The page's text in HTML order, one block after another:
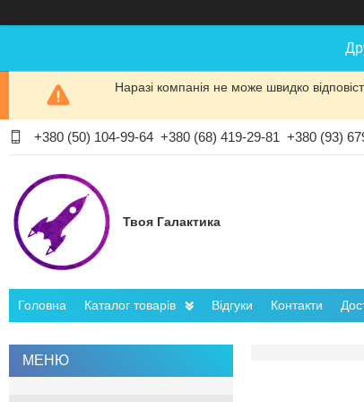
Наразі компанія не може швидко
+380 (50) 104-99-64 +380 (68) 419-29-81 +380 (93)
Твоя Галактика
Головна Каталог товарів Відгуки Контакти